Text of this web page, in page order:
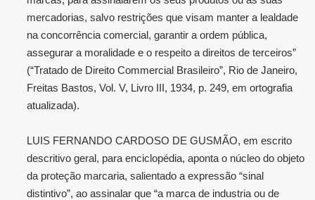
mercadorias, salvo restrições que visam manter a lealdade
na concorrência comercial, garantir a ordem pública,
assegurar a moralidade e o respeito a direitos de terceiros”
(“Tratado de Direito Commercial Brasileiro”, Rio de Janeiro,
Freitas Bastos, Vol. V, Livro III, 1934, p. 249, em ortografia
atualizada).
LUIS FERNANDO CARDOSO DE GUSMÃO, em escrito
descritivo geral, para enciclopédia, aponta o núcleo do objeto
da proteção marcaria, salientado a expressão “sinal
distintivo”, ao assinalar que “a marca de industria ou de